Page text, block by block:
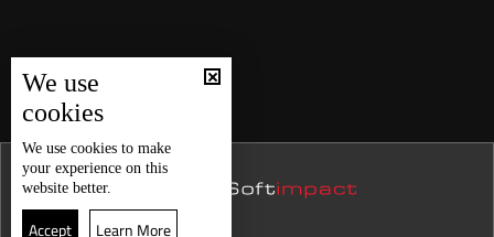
We use
cookies
We use cookies to make
your experience on this
website better.
Accept
Learn More